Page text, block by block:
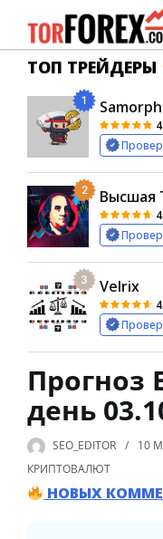
ТОП ТРЕЙДЕРЫ
1 Samorph
2 Высшая
3 Velrix
Прогноз
день
SEO_EDITOR 10
КРИПТОВАЛЮТ
НОВЫХ